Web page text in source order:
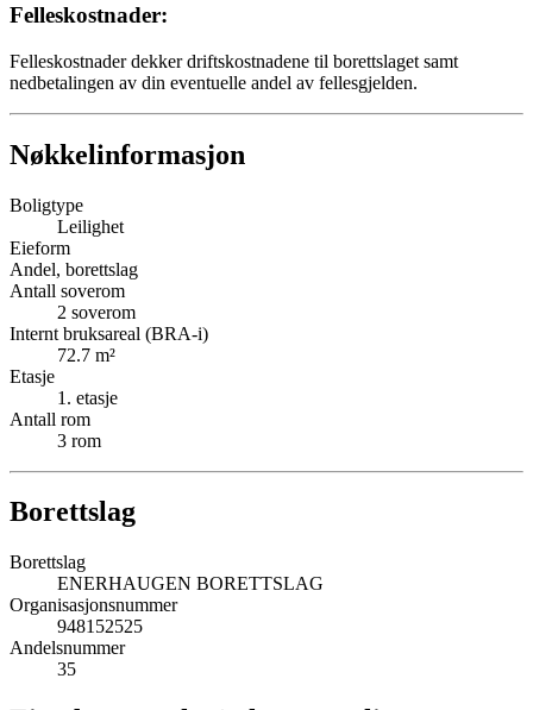
Felleskostnader:
Felleskostnader dekker driftskostnadene til borettslaget samt
nedbetalingen av din eventuelle andel av fellesgjelden.
Nøkkelinformasjon
Boligtype
Leilighet
Eieform
Andel, borettslag
Antall soverom
2 soverom
Internt bruksareal (BRA-i)
72.7 m²
Etasje
1 . etasje
Antall rom
3 rom
Borettslag
Borettslag
ENERHAUGEN BORETTSLAG
Organisasjonsnummer
948152525
Andelsnummer
35